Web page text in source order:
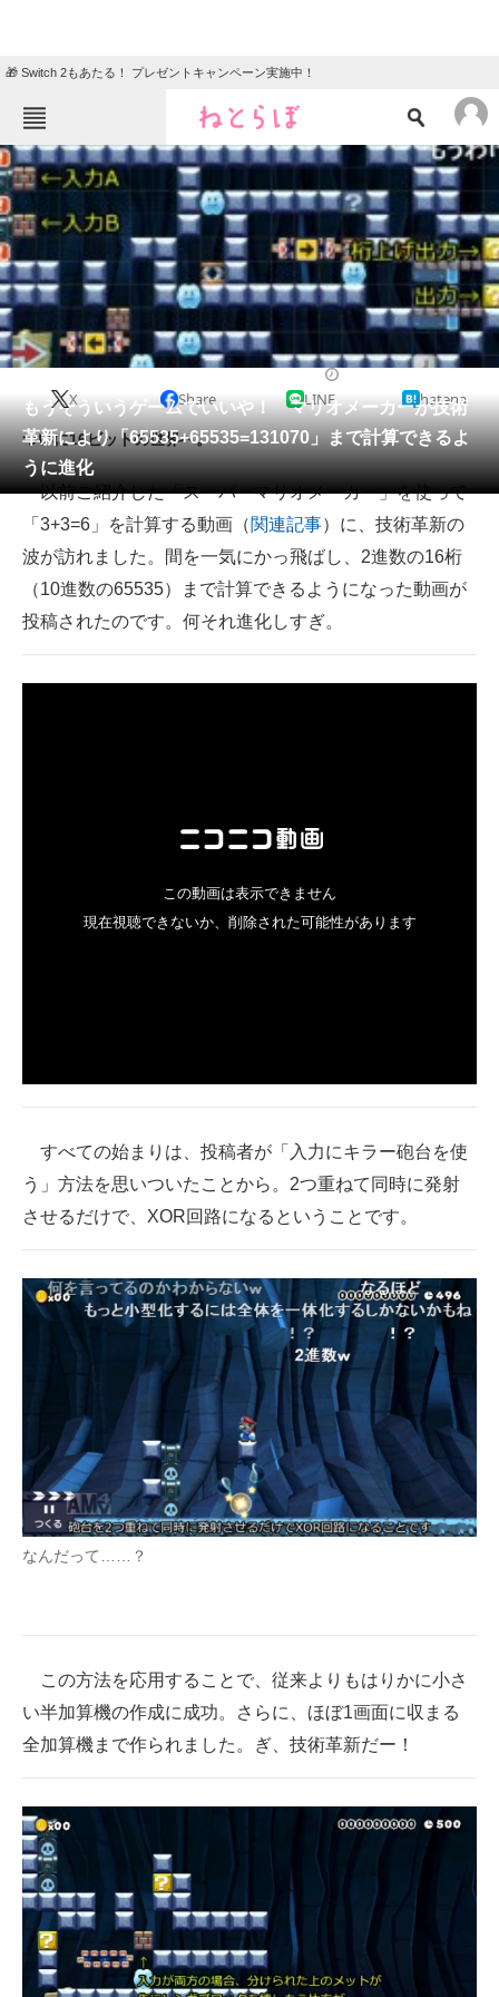
🎁 Switch 2もあたる！ プレゼントキャンペーン実施中！
ねとらぼメニュー
TOP
エンタメ
グルメ
住まい 教育・育児
動物 リサーチ
会員記事
メディア
注目記事を集めた総合ページ
ITの今と未来を見通す
スマホと通信の最新トレンド
企業ITのトレンドを詳説
マーケ×ITの今がよく分かる
エレクトロニクス専門サイト
エネルギーの専門メディア
建設×テクノロジーの最前線
ちょっと気になるネットの話題
もうそういうゲームでいいや！ マリオメーカーが技術
革新により「65535+65535=131070」まで計算できるよ
うに進化
X Share LINE hatena
ついに16ビットの世界へ。
以前ご紹介した「スーパーマリオメーカー」を使って
「3+3=6」を計算する動画（関連記事）に、技術革新の
波が訪れました。間を一気にかっ飛ばし、2進数の16桁
（10進数の65535）まで計算できるようになった動画が
投稿されたのです。何それ進化しすぎ。
すべての始まりは、投稿者が「入力にキラー砲台を使
う」方法を思いついたことから。2つ重ねて同時に発射
させるだけで、XOR回路になるということです。
なんだって……？
この方法を応用することで、従来よりもはりかに小さ
い半加算機の作成に成功。さらに、ほぼ1画面に収まる
全加算機まで作られました。ぎ、技術革新だー！